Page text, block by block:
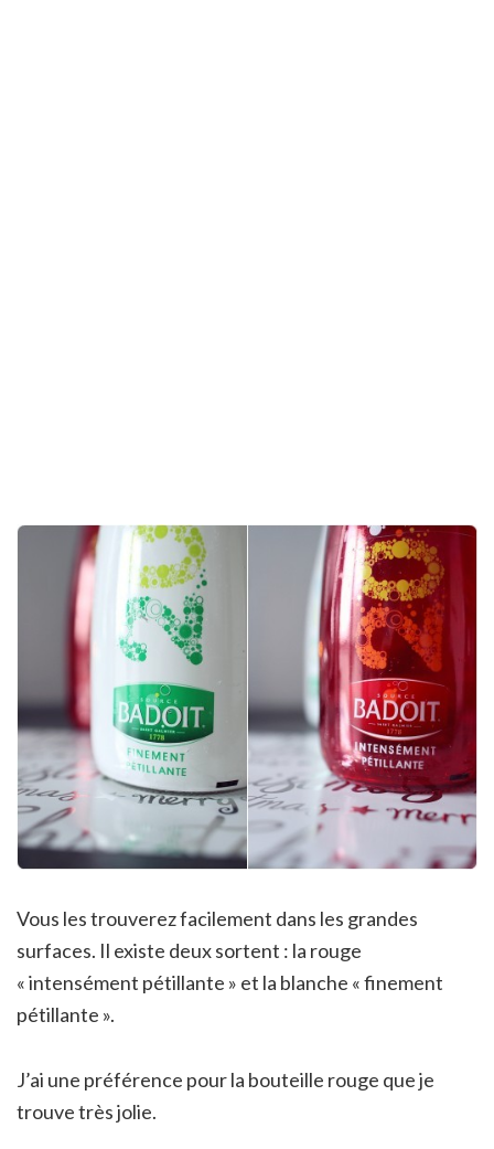
Vous les trouverez facilement dans les grandes
surfaces. Il existe deux sortent : la rouge
« intensément pétillante » et la blanche « finement
pétillante ».
J’ai une préférence pour la bouteille rouge que je
trouve très jolie.